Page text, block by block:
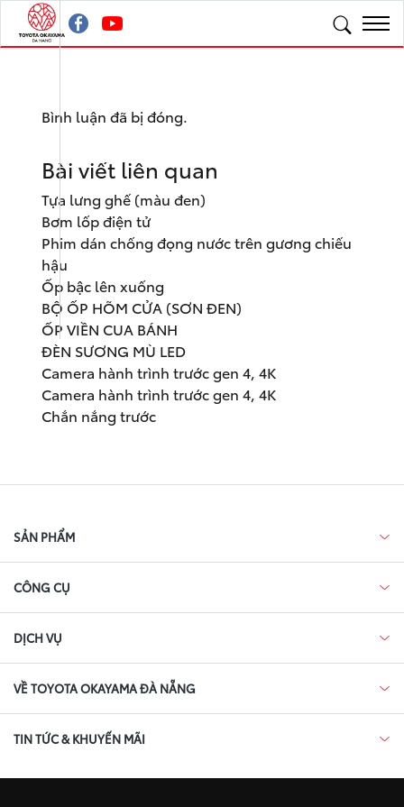
Bình luận đã bị đóng.
Bài viết liên quan
Tựa lưng ghế (màu đen)
Bơm lốp điện tử
Phim dán chống đọng nước trên gương chiếu
hậu
Ốp bậc lên xuống
BỘ ỐP HÕM CỬA (SƠN ĐEN)
ỐP VIỀN CUA BÁNH
ĐÈN SƯƠNG MÙ LED
Camera hành trình trước gen 4, 4K
Camera hành trình trước gen 4, 4K
Chắn nắng trước
SẢN PHẨM
CÔNG CỤ
DỊCH VỤ
VỀ TOYOTA OKAYAMA ĐÀ NẴNG
TIN TỨC & KHUYẾN MÃI